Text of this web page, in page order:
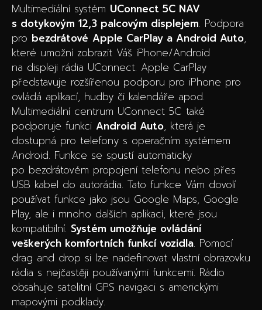
Multimediální systém UConnect 5C NAV
s dotykovým 12,3 palcovým displejem. Podpora
pro bezdrátové Apple CarPlay a Android Auto,
které umožní zobrazit Váš iPhone/Android
na displeji rádia UConnect. Apple CarPlay
představuje rozšířenou podporu pro iPhone pro
ovládá aplikací, hudby či kalendáře apod.
Multimediální centrum UConnect 5C také
podporuje funkci Android Auto, která je
dostupná pro telefony s operačním systémem
Android. Funkce se spustí automaticky
po bezdrátovém propojení telefonu nebo přes
USB kabel do autorádia. Tato funkce Vám dovolí
používat funkce jako jsou Google Maps, Google
Play, ale i mnoho dalších aplikací, které jsou
kompatibilní. Systém umožňuje ovládání
veškerých komfortních funkcí vozidla. Pomocí
drag and drop si lze nadefinovat vlastní obrazovku
rádia s nejčastěji používanými funkcemi. Rádio
obsahuje satelitní GPS navigaci s americkými
mapovými podklady.